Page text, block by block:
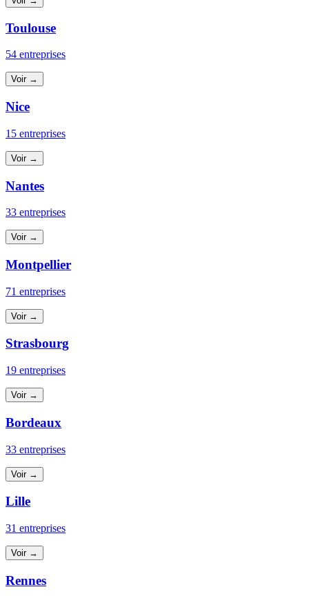
Toulouse
54 entreprises
Voir →
Nice
15 entreprises
Voir →
Nantes
33 entreprises
Voir →
Montpellier
71 entreprises
Voir →
Strasbourg
19 entreprises
Voir →
Bordeaux
33 entreprises
Voir →
Lille
31 entreprises
Voir →
Rennes